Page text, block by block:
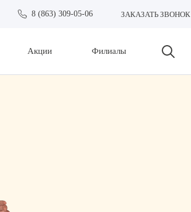
8 (863) 309-05-06 ЗАКАЗАТЬ ЗВОНОК
Акции Филиалы